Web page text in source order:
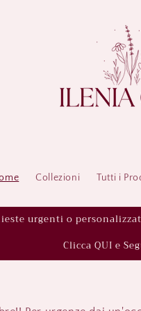
Collezioni Tutti i
urgenti o
Clicca QUI e